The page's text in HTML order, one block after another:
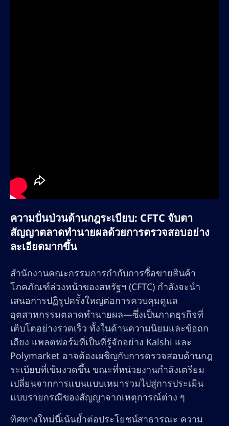
ความปั่นป่วนด้านกฎระเบียบ: CFTC จับตา
สัญญาตลาดทำนายผลด้วยการตรวจสอบอย่าง
ละเอียดมากขึ้น
สำนักงานคณะกรรมการกำกับการซื้อขายสินค้า
โภคภัณฑ์ล่วงหน้าของสหรัฐฯ (CFTC) กำลังจะนำ
เสนอการปฏิรูปครั้งใหญ่ต่อการควบคุมดูแล
อุตสาหกรรมตลาดทำนายผล—ซึ่งเป็นภาคธุรกิจที่
เติบโตอย่างรวดเร็ว ทั้งในด้านความนิยมและข้อถก
เถียง แพลตฟอร์มที่เป็นที่รู้จักอย่าง Kalshi และ
Polymarket อาจต้องเผชิญกับการตรวจสอบด้านกฎ
ระเบียบที่เข้มงวดขึ้น ขณะที่หน่วยงานกำลังเตรียม
เปลี่ยนจากการแบนแบบเหมารวมไปสู่การประเมิน
แบบรายกรณีของสัญญาจากเหตุการณ์ต่าง ๆ
ทิศทางใหม่นี้เน้นย้ำต่อประโยชน์สาธารณะ ความ